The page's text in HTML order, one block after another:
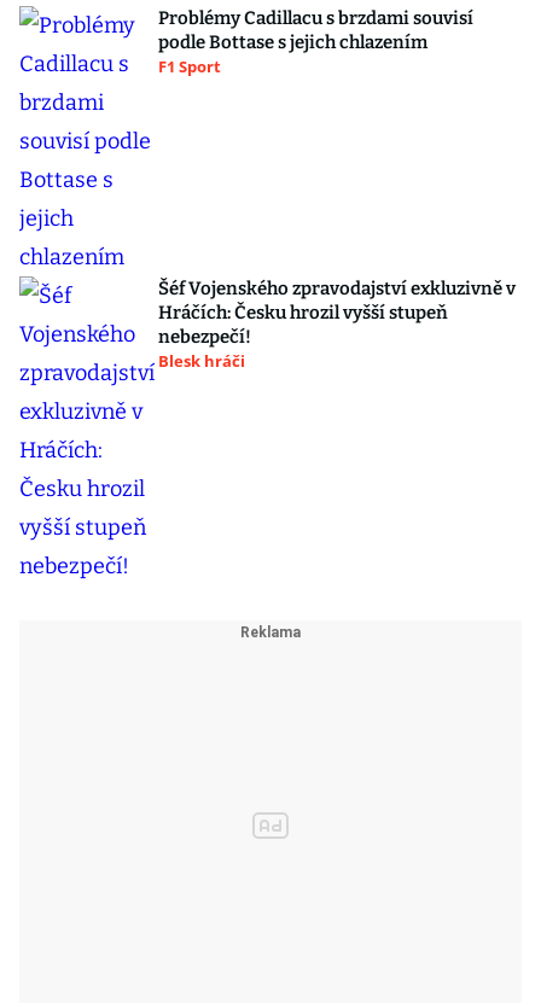
Problémy Cadillacu s brzdami souvisí
podle Bottase s jejich chlazením
F1 Sport
Šéf Vojenského zpravodajství exkluzivně v
Hráčích: Česku hrozil vyšší stupeň
nebezpečí!
Blesk hráči